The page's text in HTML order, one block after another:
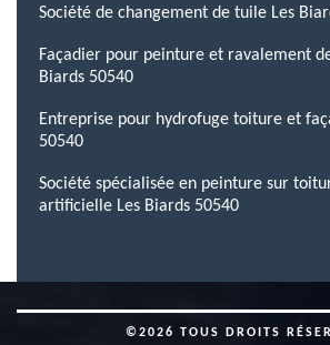
Société de changement de tuile Les
Façadier pour peinture et ravalement
Biards 50540
Entreprise pour hydrofuge toiture et
50540
Société spécialisée en peinture sur
artificielle Les Biards 50540
©2026 TOUS DROITS